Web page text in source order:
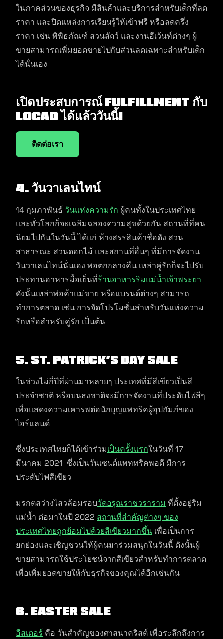
ในภาคส่วนของธุรกิจ มีสินค้าและบริการสำหรับเด็กที่ลด
ราคา และปิดแหล่งการเรียนรู้ให้เข้าฟรี หรือลดครึ่ง
ราคา เช่น พิพิธภัณฑ์ สวนสัตว์ และงานอีเว้นท์ต่างๆ ผู้
ขายสามารถเพิ่มยอดขายไปกับส่วนลดเฉพาะสำหรับเด็ก
ได้นั่นเอง
เปิดประสบการณ์ Fulfillment กับ
Locad ได้แล้ววันนี้!
ติดต่อเรา
4. วันวาเลนไทน์
14 กุมภาพันธ์ วันแห่งความรัก ผู้คนทั้งในประเทศไทย
และทั่วโลกก็จะเฉลิมฉลองความสุขด้วยกัน สถานที่ที่คน
นิยมไปกันในวันนี้ ได้แก่ ห้างสรรสินค้าชื่อดัง สวน
สาธารณะ สวนดอกไม้ และสถานที่อื่นๆ ที่มีการจัดงาน
วันวาเลนไทน์นั่นเอง พอตกกลางคืน เหล่าคู่รักก็จะไปรับ
ประทานอาหารมื้อเย็นที่ร้านอาหารริมแม่น้ำเจ้าพระยา
ดังนั้นเหล่าพ่อค้าแม่ขาย หรือแบรนด์ต่างๆ สามารถ
ทำการตลาด เช่น การจัดโปรโมชั่นสำหรับวันแห่งความ
รักหรือสำหรับคู่รัก เป็นต้น
5. St. Patrick’s Day Sale
ในช่วงไม่กี่ปีที่ผ่านมาหลายๆ ประเทศที่มีสีเขียวเป็นสี
ประจำชาติ หรือบนธงชาติจะมีการจัดงานที่ประดับไฟสีๆ
เพื่อแสดงความเคารพต่อนักบุญแพทริคผู้อุปถัมภ์ของ
ไอร์แลนด์
ซึ่งประเทศไทยก็ได้เข้าร่วมเป็นครั้งแรกในวันที่ 17
มีนาคม 2021 ซึ่งเป็นวันเซนต์แพททริคพอดี มีการ
ประดับไฟสีเขียว
มรกตสว่างไสวล้อมรอบวัดอรุณราชวราราม ที่ตั้งอยู่ริม
แม่น้ำ ต่อมาในปี 2022 สถานที่สำคัญต่างๆ ของ
ประเทศไทยถูกย้อมไปด้วยสีเขียวมากขึ้น เพื่อเป็นการ
ยกย่องและเชิญชวนให้ผู้คนมาร่วมสนุกในวันนี้ ดังนั้นผู้
ขายสามารถใช้ประโยชน์จากสีเขียวสำหรับทำการตลาด
เพื่อเพิ่มยอดขายให้กับธุรกิจของคุณได้อีกเช่นกัน
6. Easter Sale
อีสเตอร์ คือ วันสำคัญของศาสนาคริสต์ เพื่อระลึกถึงการ